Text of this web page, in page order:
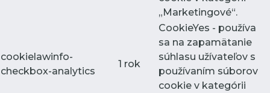
„Marketingové“.
cookielawinfo-
checkbox-analytics
1 rok
CookieYes - používa
sa na zapamätanie
súhlasu užívateľov s
používaním súborov
cookie v kategórii